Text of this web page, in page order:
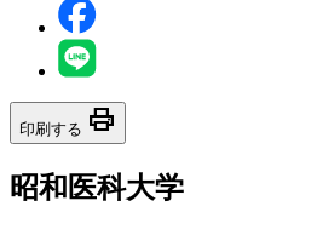
印刷する print
昭和医科大学